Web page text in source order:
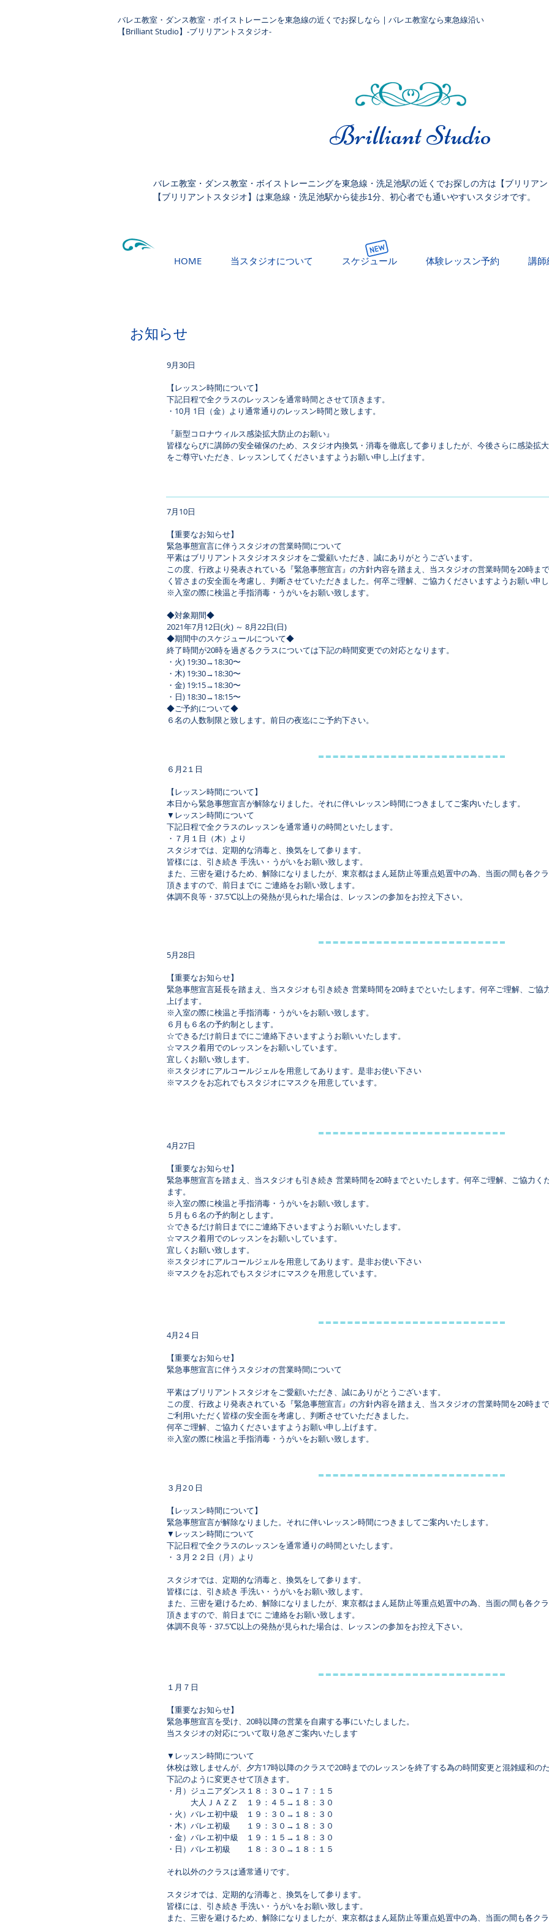
​バレエ教室・ダンス教室・ボイストレーニンを東急線の近くでお探しなら | バレエ教室なら東急線沿い
【Brilliant Studio】-ブリリアントスタジオ-
​Brilliant Studio
バレエ教室・ダンス教室・ボイストレーニングを東急線・洗足池駅の近くでお探しの方は【ブリリアン
【ブリリアントスタジオ】は東急線・洗足池駅から徒歩1分、初心者でも通いやすいスタジオです。
HOME 当スタジオについて スケジュール 体験レッスン予約 講師
​お知らせ
9月30日
【レッスン時間について】
下記日程で全クラスのレッスンを通常時間とさせて頂きます。
・10月 1日（金）より通常通りのレッスン時間と致します。
『新型コロナウィルス感染拡大防止のお願い』
皆様ならびに講師の安全確保のため、スタジオ内換気・消毒を徹底して参りましたが、今後さらに感染拡
をご尊守いただき、レッスンしてくださいますようお願い申し上げます。
7月10日
【重要なお知らせ】
緊急事態宣言に伴うスタジオの営業時間について
平素はブリリアントスタジオスタジオをご愛顧いただき、誠にありがとうございます。
この度、行政より発表されている『緊急事態宣言』の方針内容を踏まえ、当スタジオの営業時間を20時ま
く皆さまの安全面を考慮し、判断させていただきました。何卒ご理解、ご協力くださいますようお願い申し
※入室の際に検温と手指消毒・うがいをお願い致します。
◆対象期間◆
2021年7月12日(火) ～ 8月22日(日)
◆期間中のスケジュールについて◆
終了時間が20時を過ぎるクラスについては下記の時間変更での対応となります。
・火) 19:30→18:30〜
・木) 19:30→18:30〜
・金) 19:15→18:30〜
・日) 18:30→18:15〜
◆ご予約について◆
６名の人数制限と致します。前日の夜迄にご予約下さい。
６月2１日
【レッスン時間について】
本日から緊急事態宣言が解除なりました。それに伴いレッスン時間につきましてご案内いたします。
▼レッスン時間について
下記日程で全クラスのレッスンを通常通りの時間といたします。
・７月１日（木）より
スタジオでは、定期的な消毒と、換気をして参ります。
皆様には、引き続き 手洗い・うがいをお願い致します。
また、三密を避けるため、解除になりましたが、東京都はまん延防止等重点処置中の為、当面の間も各ク
頂きますので、前日までに ご連絡をお願い致します。
体調不良等・37.5℃以上の発熱が見られた場合は、レッスンの参加をお控え下さい。
​5月28日
【重要なお知らせ】
緊急事態宣言延長を踏まえ、当スタジオも引き続き 営業時間を20時までといたします。何卒ご理解、ご協
上げます。
※入室の際に検温と手指消毒・うがいをお願い致します。
６月も６名の予約制とします。
☆できるだけ前日までにご連絡下さいますようお願いいたします。
☆マスク着用でのレッスンをお願いしています。
宜しくお願い致します。
※スタジオにアルコールジェルを用意してあります。是非お使い下さい
※マスクをお忘れでもスタジオにマスクを用意しています。
4月27日
【重要なお知らせ】
緊急事態宣言を踏まえ、当スタジオも引き続き 営業時間を20時までといたします。何卒ご理解、ご協力く
ます。
※入室の際に検温と手指消毒・うがいをお願い致します。
５月も６名の予約制とします。
☆できるだけ前日までにご連絡下さいますようお願いいたします。
☆マスク着用でのレッスンをお願いしています。
宜しくお願い致します。
※スタジオにアルコールジェルを用意してあります。是非お使い下さい
※マスクをお忘れでもスタジオにマスクを用意しています。
4月2４日
【重要なお知らせ】
緊急事態宣言に伴うスタジオの営業時間について
平素はブリリアントスタジオをご愛顧いただき、誠にありがとうございます。
この度、行政より発表されている『緊急事態宣言』の方針内容を踏まえ、当スタジオの営業時間を20時まで
​ご利用いただく皆様の安全面を考慮し、判断させていただきました。
何卒ご理解、ご協力くださいますようお願い申し上げます。
※入室の際に検温と手指消毒・うがいをお願い致します。
３月2０日
【レッスン時間について】
緊急事態宣言が解除なりました。それに伴いレッスン時間につきましてご案内いたします。
▼レッスン時間について
下記日程で全クラスのレッスンを通常通りの時間といたします。
・３月２２日（月）より
スタジオでは、定期的な消毒と、換気をして参ります。
皆様には、引き続き 手洗い・うがいをお願い致します。
また、三密を避けるため、解除になりましたが、東京都はまん延防止等重点処置中の為、当面の間も各ク
頂きますので、前日までに ご連絡をお願い致します。
体調不良等・37.5℃以上の発熱が見られた場合は、レッスンの参加をお控え下さい。
１月７日
【重要なお知らせ】
緊急事態宣言を受け、20時以降の営業を自粛する事にいたしました。
当スタジオの対応について取り急ぎご案内いたします
▼レッスン時間について
休校は致しませんが、夕方17時以降のクラスで20時までのレッスンを終了する為の時間変更と混雑緩和の
下記のように変更させて頂きます。
・月）ジュニアダンス１８：３０→１７：１５
大人ＪＡＺＺ １９：４５→１８：３０
・火）バレエ初中級 １９：３０→１８：３０
・木）バレエ初級 １９：３０→１８：３０
・金）バレエ初中級 １９：１５→１８：３０
・日）バレエ初級 １８：３０→１８：１５
​それ以外のクラスは通常通りです。
スタジオでは、定期的な消毒と、換気をして参ります。
皆様には、引き続き 手洗い・うがいをお願い致します。
また、三密を避けるため、解除になりましたが、東京都はまん延防止等重点処置中の為、当面の間も各ク